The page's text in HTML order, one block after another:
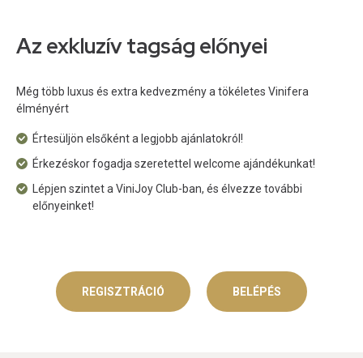
Az exkluzív tagság előnyei
Még több luxus és extra kedvezmény a tökéletes Vinifera
élményért
Értesüljön elsőként a legjobb ajánlatokról!
Érkezéskor fogadja szeretettel welcome ajándékunkat!
Lépjen szintet a ViniJoy Club-ban, és élvezze további
előnyeinket!
REGISZTRÁCIÓ BELÉPÉS